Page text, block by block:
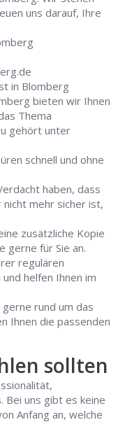
uns darauf, Ihre
in Blomberg
bieten wir Ihnen
Thema
gehört unter
schnell und ohne
haben, dass
mehr sicher ist,
zusätzliche Kopie
gerne für Sie an.
regulären
helfen Ihnen im
rund um das
Ihnen die passenden
sollten
Bei uns gibt es keine
Anfang an, welche